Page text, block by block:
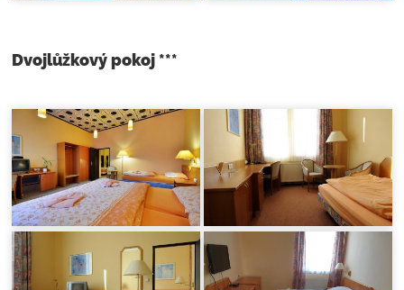
Dvojlůžkový pokoj ***